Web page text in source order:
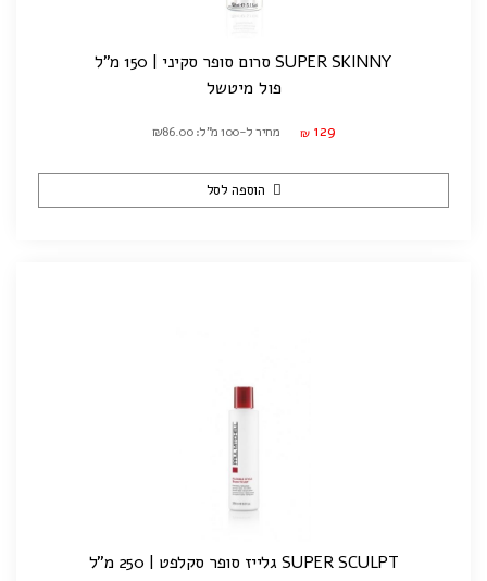
SUPER SKINNY סרום סופר סקיני | 150 מ"ל
פול מיטשל
₪ 129 מחיר ל-100 מ"ל: ₪86.00
הוספה לסל
SUPER SCULPT גלייז סופר סקלפט | 250 מ"ל